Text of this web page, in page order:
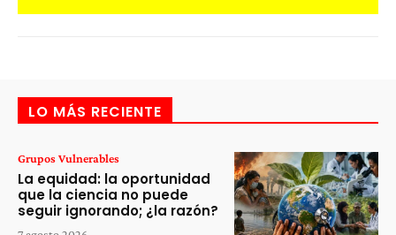
LO MÁS RECIENTE
Grupos Vulnerables
La equidad: la oportunidad
que la ciencia no puede
seguir ignorando; ¿la razón?